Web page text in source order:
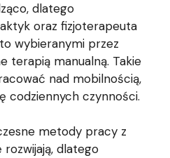
dlatego
oraz fizjoterapeuta
wybieranymi przez
terapią manualną. Takie
nad mobilnością,
codziennych czynności.
metody pracy z
dlatego